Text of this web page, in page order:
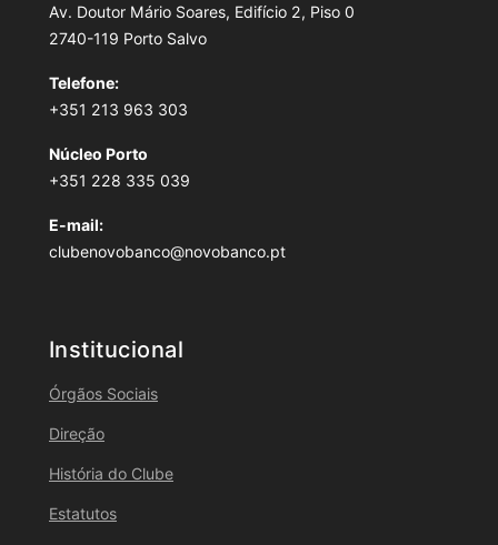
Av. Doutor Mário Soares, Edifício 2, Piso 0
2740-119 Porto Salvo
Telefone:
+351 213 963 303
Núcleo Porto
+351 228 335 039
E-mail:
clubenovobanco@novobanco.pt
Institucional
Órgãos Sociais
Direção
História do Clube
Estatutos